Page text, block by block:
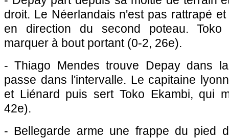
droit. Le Néerlandais n'est pas rattrapé
en direction du second poteau. Toko
marquer à bout portant (0-2, 26e).
- Thiago Mendes trouve Depay dans
passe dans l'intervalle. Le capitaine
et Liénard puis sert Toko Ekambi, qui
42e).
- Bellegarde arme une frappe du pied